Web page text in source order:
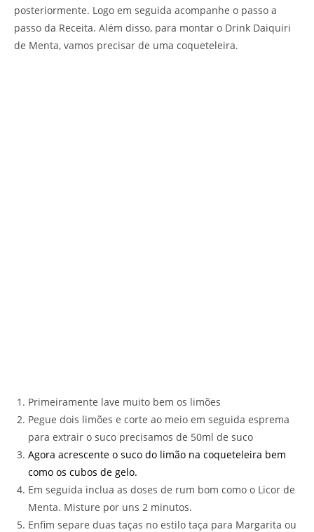
posteriormente. Logo em seguida acompanhe o passo a
passo da Receita. Além disso, para montar o Drink Daiquiri
de Menta, vamos precisar de uma coqueteleira.
Primeiramente lave muito bem os limões
Pegue dois limões e corte ao meio em seguida esprema
para extrair o suco precisamos de 50ml de suco
Agora acrescente o suco do limão na coqueteleira bem
como os cubos de gelo.
Em seguida inclua as doses de rum bom como o Licor de
Menta. Misture por uns 2 minutos.
Enfim separe duas taças no estilo taça para Margarita ou